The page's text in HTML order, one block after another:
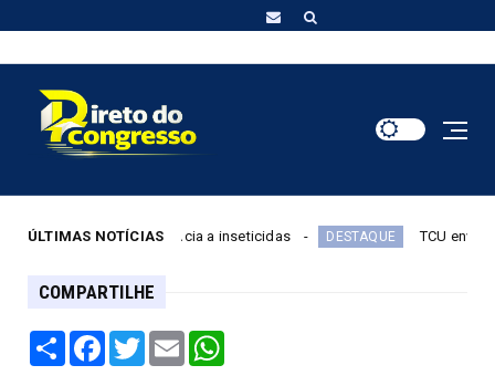
ÚLTIMAS NOTÍCIAS
por resistência a inseticidas DESTAQUE TCU envia ao TSE
COMPARTILHE
Share Facebook
TwitterEmail